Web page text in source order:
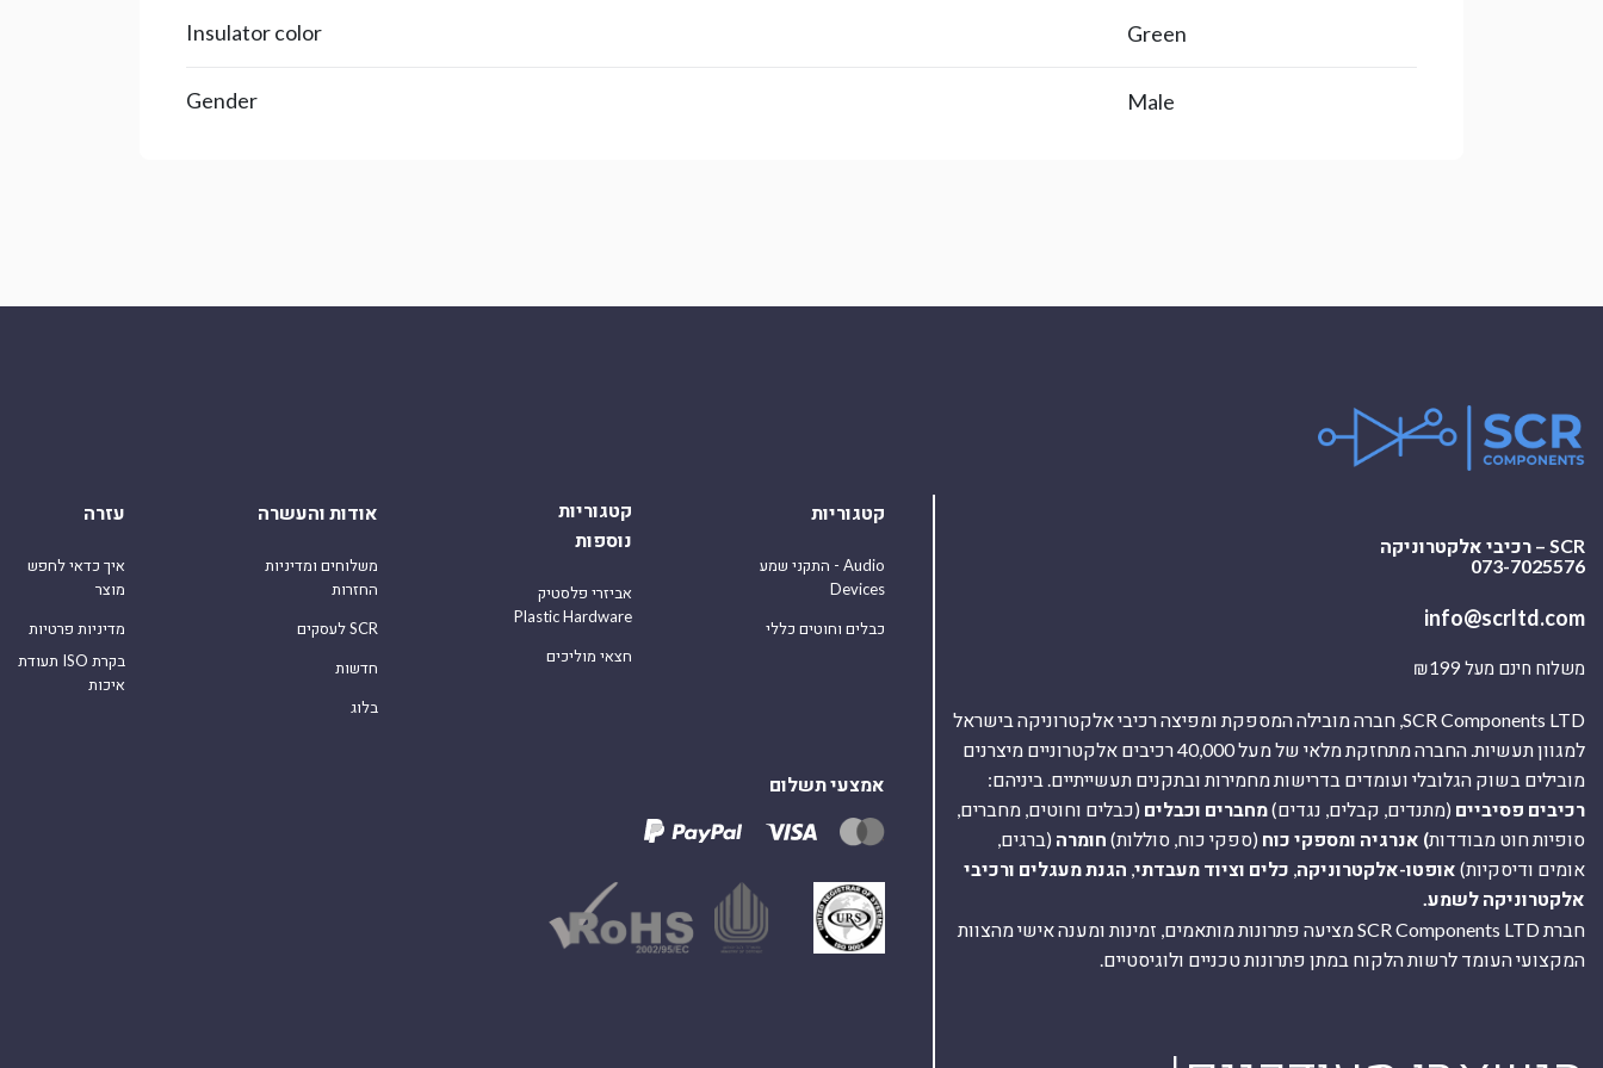
Insulator color Green
Gender Male
SCR – רכיבי אלקטרוניקה
073-7025576
info@scrltd.com
משלוח חינם מעל ₪199
SCR Components LTD, חברה מובילה המספקת ומפיצה רכיבי אלקטרוניקה בישראל
למגוון תעשיות. החברה מתחזקת מלאי של מעל 40,000 רכיבים אלקטרוניים מיצרנים
מובילים בשוק הגלובלי ועומדים בדרישות מחמירות ובתקנים תעשייתיים. ביניהם:
רכיבים פסיביים (מתנדים, קבלים, נגדים)מחברים וכבלים (כבלים וחוטים, מחברים,
סופיות חוט מבודדות) אנרגיה ומספקי כוח (ספקי כוח, סוללות) חומרה (ברגים,
אומים ודיסקיות) אופטו-אלקטרוניקה כלים וציוד מעבדתי הגנת מעגלים ורכיבי
אלקטרוניקה לשמע.
חברת SCR Components LTD מציעה פתרונות מותאמים, זמינות ומענה אישי מהצוות
המקצועי העומד לרשות הלקוח במתן פתרונות טכניים ולוגיסטיים.
קטגוריות
התקני שמע - Audio
Devices
כבלים וחוטים כללי
קטגוריות
נוספות
אביזרי פלסטיק
Plastic Hardware
חצאי מוליכים
אודות והעשרה
משלוחים ומדיניות
החזרות
לעסקים SCR
חדשות
בלוג
עזרה
איך כדאי לחפש
מוצר
מדיניות פרטיות
תעודת ISO בקרת
איכות
אמצעי תשלום